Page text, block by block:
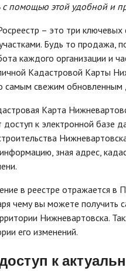
с помощью этой удобной и
– это три
Будь то продажа,
каждого организации и
Кадастровой Карты
самым свежим обновленным
Карта
доступ к электронной базе
зная адрес,
в реестре отражается в
чему вы можете
Нижневартовска.
его изменений.
к